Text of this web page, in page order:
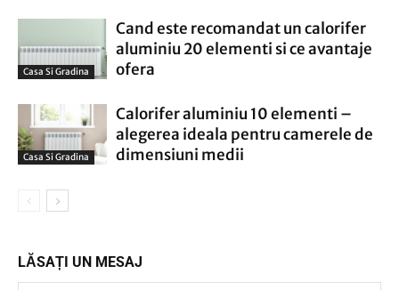
Casa Si Gradina
Cand este recomandat un calorifer
aluminiu 20 elementi si ce avantaje
ofera
Casa Si Gradina
Calorifer aluminiu 10 elementi –
alegerea ideala pentru camerele de
dimensiuni medii
LĂSAȚI UN MESAJ